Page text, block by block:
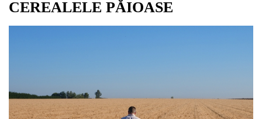
CEREALELE PĂIOASE